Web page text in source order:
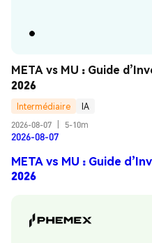
META vs MU : Guide
2026
Intermédiaire
IA
2026-08-07
5-10m
2026-08-07
META vs MU : Guide
2026